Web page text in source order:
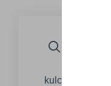
kulcsszavakat,